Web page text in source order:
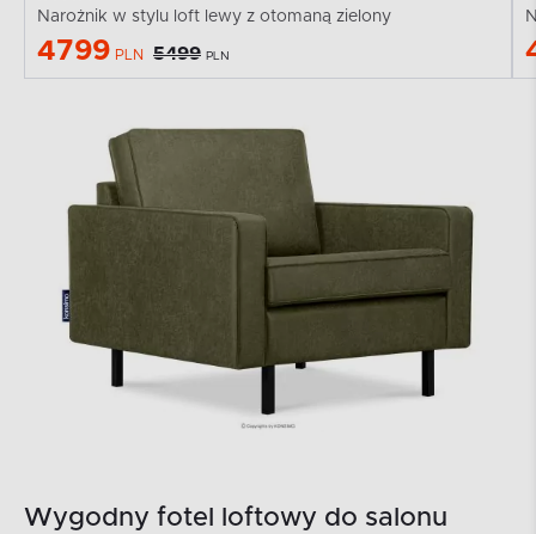
Narożnik w stylu loft lewy z otomaną zielony
4799 PLN 5499 PLN
Wygodny fotel loftowy do salonu